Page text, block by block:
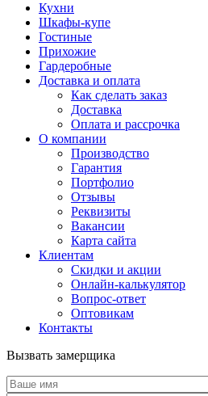
Кухни
Шкафы-купе
Гостиные
Прихожие
Гардеробные
Доставка и оплата
Как сделать заказ
Доставка
Оплата и рассрочка
О компании
Производство
Гарантия
Портфолио
Отзывы
Реквизиты
Вакансии
Карта сайта
Клиентам
Скидки и акции
Онлайн-калькулятор
Вопрос-ответ
Оптовикам
Контакты
Вызвать замерщика